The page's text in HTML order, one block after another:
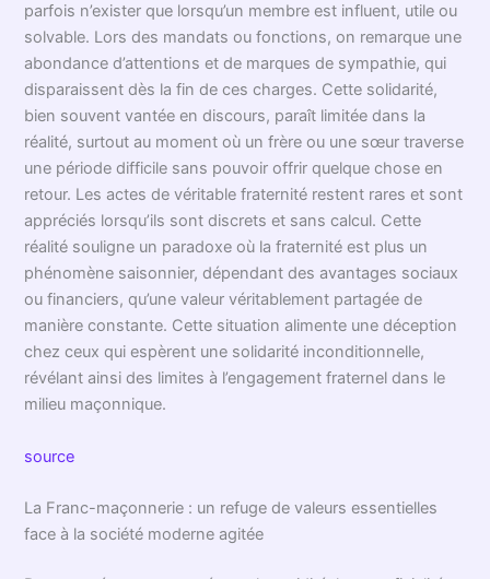
parfois n’exister que lorsqu’un membre est influent, utile ou
solvable. Lors des mandats ou fonctions, on remarque une
abondance d’attentions et de marques de sympathie, qui
disparaissent dès la fin de ces charges. Cette solidarité,
bien souvent vantée en discours, paraît limitée dans la
réalité, surtout au moment où un frère ou une sœur traverse
une période difficile sans pouvoir offrir quelque chose en
retour. Les actes de véritable fraternité restent rares et sont
appréciés lorsqu’ils sont discrets et sans calcul. Cette
réalité souligne un paradoxe où la fraternité est plus un
phénomène saisonnier, dépendant des avantages sociaux
ou financiers, qu’une valeur véritablement partagée de
manière constante. Cette situation alimente une déception
chez ceux qui espèrent une solidarité inconditionnelle,
révélant ainsi des limites à l’engagement fraternel dans le
milieu maçonnique.
source
La Franc-maçonnerie : un refuge de valeurs essentielles
face à la société moderne agitée